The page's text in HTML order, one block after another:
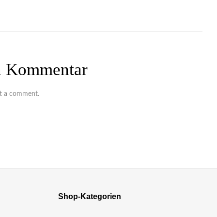
Kommentar
a comment.
Shop-Kategorien